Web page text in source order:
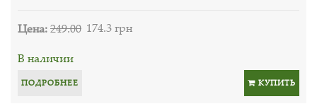
Цена:249.00 174.3 грн
В наличии
ПОДРОБНЕЕ КУПИТЬ